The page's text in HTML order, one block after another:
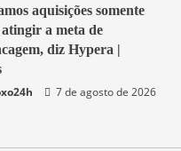
aquisições somente
atingir a meta de
diz Hypera |
7 de agosto de 2026